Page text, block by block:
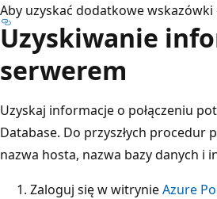
Aby uzyskać dodatkowe
Uzyskiwanie
serwerem
Uzyskaj informacje o połączeniu
Database. Do przyszłych procedur
nazwa hosta, nazwa bazy danych i
Zaloguj się w witrynieAzure